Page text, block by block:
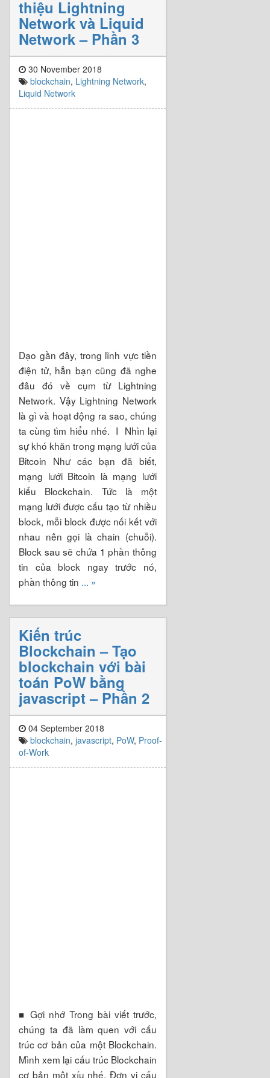
thiệu Lightning
Network và Liquid
Network – Phần 3
30 November 2018
blockchain, Lightning Network,
Liquid Network
Dạo gần đây, trong lĩnh vực tiền
điện tử, hẳn bạn cũng đã nghe
đâu đó về cụm từ Lightning
Network. Vậy Lightning Network
là gì và hoạt động ra sao, chúng
ta cùng tìm hiểu nhé. I Nhìn lại
sự khó khăn trong mạng lưới của
Bitcoin Như các bạn đã biết,
mạng lưới Bitcoin là mạng lưới
kiểu Blockchain. Tức là một
mạng lưới được cấu tạo từ nhiều
block, mỗi block được nối kết với
nhau nên gọi là chain (chuỗi).
Block sau sẽ chứa 1 phần thông
tin của block ngay trước nó,
phần thông tin ... »
Kiến trúc
Blockchain – Tạo
blockchain với bài
toán PoW bằng
javascript – Phần 2
04 September 2018
blockchain, javascript, PoW, Proof-
of-Work
■ Gợi nhớ Trong bài viết trước,
chúng ta đã làm quen với cấu
trúc cơ bản của một Blockchain.
Mình xem lại cấu trúc Blockchain
cơ bản một xíu nhé. Đơn vị cấu